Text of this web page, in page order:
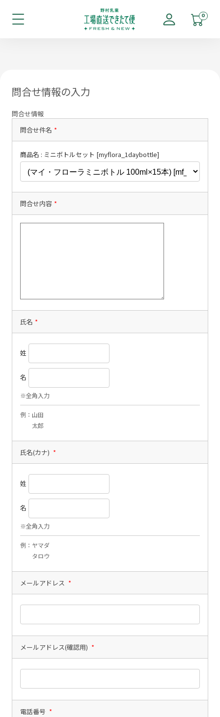
0
問合せ情報の入力
問合せ情報
問合せ件名 *
商品名 : ミニボトルセット [myflora_1daybottle]
問合せ内容 *
氏名 *
姓
名
※全角入力
例：山田
太郎
氏名(カナ) *
姓
名
※全角入力
例：ヤマダ
タロウ
メールアドレス *
メールアドレス(確認用) *
電話番号 *